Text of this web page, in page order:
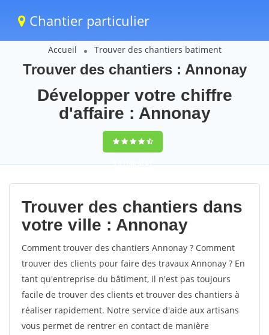
Chantier particulier
Accueil Trouver des chantiers batiment
Trouver des chantiers : Annonay
Développer votre chiffre
d'affaire : Annonay
9,5(100%)61
votes
Trouver des chantiers dans
votre ville : Annonay
Comment trouver des chantiers Annonay ? Comment
trouver des clients pour faire des travaux Annonay ? En
tant qu'entreprise du bâtiment, il n'est pas toujours
facile de trouver des clients et trouver des chantiers à
réaliser rapidement. Notre service d'aide aux artisans
vous permet de rentrer en contact de manière